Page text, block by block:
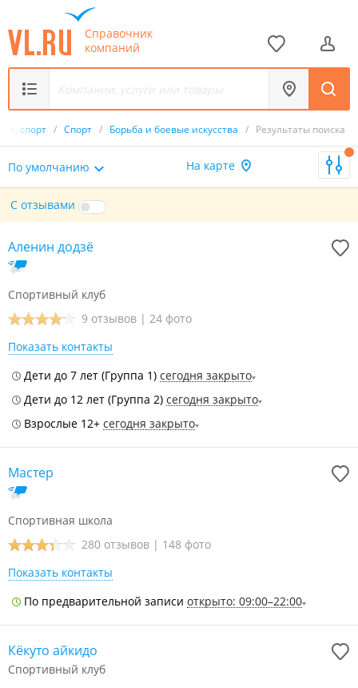
Справочник
компаний
спорт / Спорт / Борьба и боевые искусства / Результаты поиска
По умолчанию На карте
С отзывами
Аленин додзё
Спортивный клуб
9 отзывов | 24 фото
Показать контакты
Дети до 7 лет (Группа 1) сегодня закрыто
Дети до 12 лет (Группа 2) сегодня закрыто
Взрослые 12+ сегодня закрыто
Мастер
Спортивная школа
280 отзывов | 148 фото
Показать контакты
По предварительной записи открыто: 09:00–22:00
Кёкуто айкидо
Спортивный клуб